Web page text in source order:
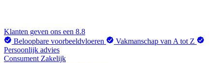
Klanten geven ons een 8.8
Beloopbare voorbeeldvloeren
Vakmanschap van A tot Z
Persoonlijk advies
Consument Zakelijk